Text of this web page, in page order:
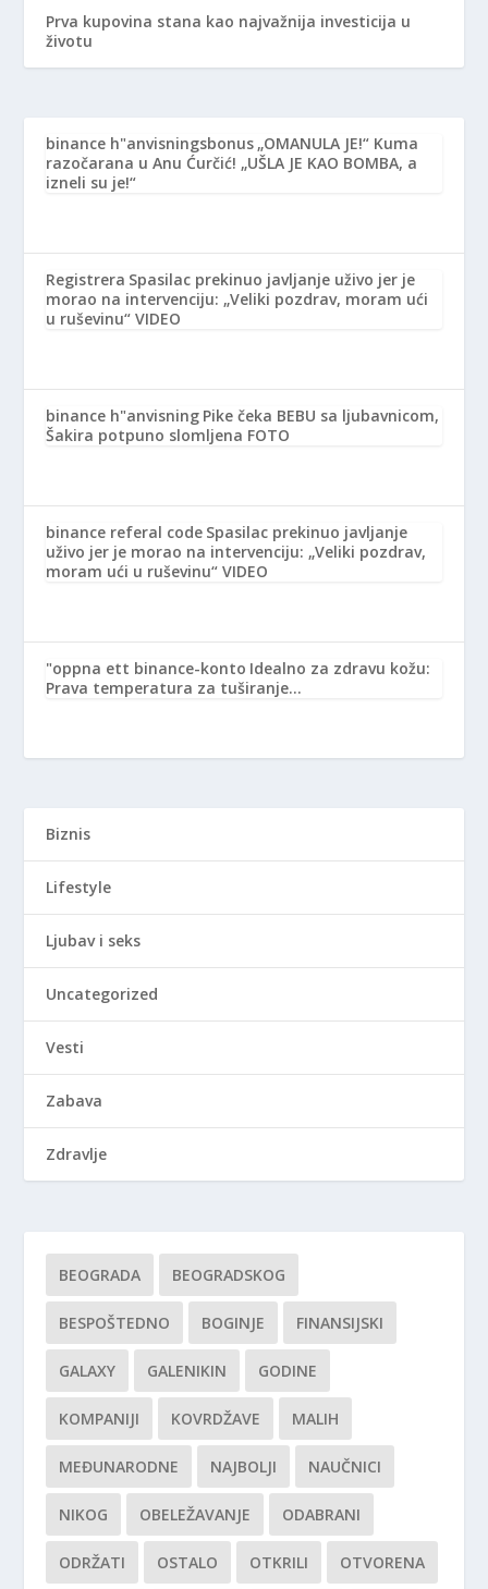
Prva kupovina stana kao najvažnija investicija u
životu
binance h"anvisningsbonus „OMANULA JE!“ Kuma
razočarana u Anu Ćurčić! „UŠLA JE KAO BOMBA, a
izneli su je!“
Registrera Spasilac prekinuo javljanje uživo jer je
morao na intervenciju: „Veliki pozdrav, moram ući
u ruševinu“ VIDEO
binance h"anvisning Pike čeka BEBU sa ljubavnicom,
Šakira potpuno slomljena FOTO
binance referal code Spasilac prekinuo javljanje
uživo jer je morao na intervenciju: „Veliki pozdrav,
moram ući u ruševinu“ VIDEO
"oppna ett binance-konto Idealno za zdravu kožu:
Prava temperatura za tuširanje…
Biznis
Lifestyle
Ljubav i seks
Uncategorized
Vesti
Zabava
Zdravlje
BEOGRADA BEOGRADSKOG
BESPOŠTEDNO BOGINJE FINANSIJSKI
GALAXY GALENIKIN GODINE
KOMPANIJI KOVRDŽAVE MALIH
MEĐUNARODNE NAJBOLJI NAUČNICI
NIKOG OBELEŽAVANJE ODABRANI
ODRŽATI OSTALO OTKRILI OTVORENA